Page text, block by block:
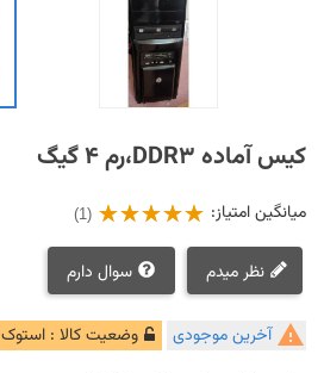
کیس آماده DDR3،رم 4 گیگ
میانگین امتیاز: (1)
نظر میدم سوال دارم
 آخرین موجودی وضعیت کالا : استوک